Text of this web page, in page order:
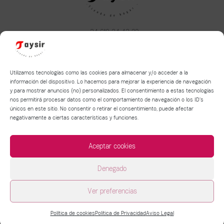
Utilizamos tecnologías como las cookies para almacenar y/o acceder a la
información del dispositivo. Lo hacemos para mejorar la experiencia de navegación
y para mostrar anuncios (no) personalizados. El consentimiento a estas tecnologías
nos permitirá procesar datos como el comportamiento de navegación o los ID's
únicos en este sitio. No consentir o retirar el consentimiento, puede afectar
negativamente a ciertas características y funciones.
Aceptar cookies
Denegado
Ver preferencias
Política de cookiesPolítica de PrivacidadAviso Legal
+34 610 34 43 22
Aviso legal Política de privacidad Política de Cookies
Términos y condiciones de compra y devolución
Política de entrega de mercancía
Copyright © 2026 Taysir | Tienda de hogar |
Powered by CETREX Marketing